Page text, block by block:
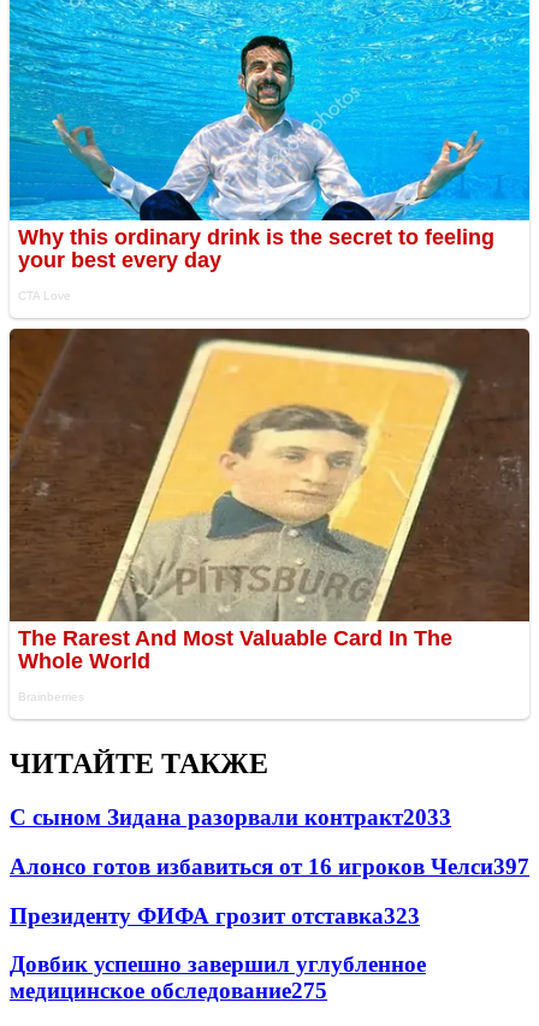
ЧИТАЙТЕ ТАКЖЕ
С сыном Зидана разорвали контракт2033
Алонсо готов избавиться от 16 игроков Челси397
Президенту ФИФА грозит отставка323
Довбик успешно завершил углубленное
медицинское обследование275